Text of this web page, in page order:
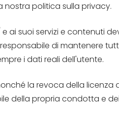
nostra politica sulla privacy.
suoi servizi e contenuti
di mantenere
i dati reali dell'utente.
la revoca della licenza
della propria condotta e